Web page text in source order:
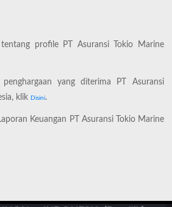
profile PT Asuransi Tokio Marine
yang diterima PT Asuransi
klik Disini.
Keuangan PT Asuransi Tokio Marine